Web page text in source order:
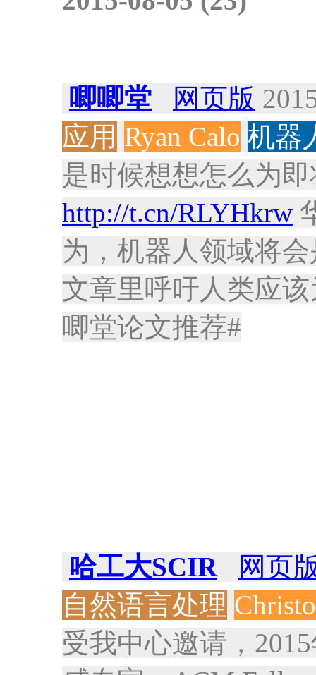
唧唧堂 网页版
应用 Ryan Calo 机器
是时候想想怎么为
http://t.cn/RLYHkrw
为，机器人领域将
文章里呼吁人类应
唧堂论文推荐#
哈工大SCIR
网页
自然语言处理
受我中心邀请，